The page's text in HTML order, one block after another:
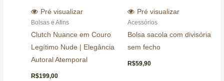
Pré visualizar
Bolsas e Afins
Clutch Nuance em Couro
Legítimo Nude | Elegância
Autoral Atemporal
R$199,00
Pré visualizar
Acessórios
Bolsa sacola com divisória
sem fecho
R$59,90